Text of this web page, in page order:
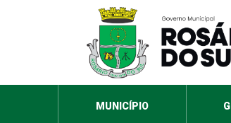
MUNICÍPIO